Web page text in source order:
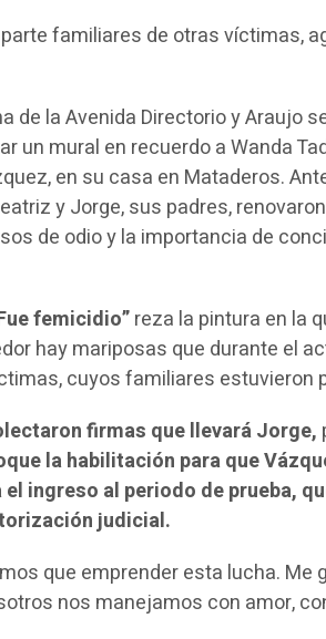
familiares de otras víctimas,
de la Avenida Directorio y Araujo
un mural en recuerdo a Wanda
en su casa en Mataderos.
y Jorge, sus padres,
de odio y la importancia de
femicidio”reza la pintura en la
hay mariposas que durante el
cuyos familiares estuvieron
firmas que llevará Jorge,
la habilitación para que
ingreso al periodo de prueba,
judicial.
que emprender esta lucha. Me
nos manejamos con amor,